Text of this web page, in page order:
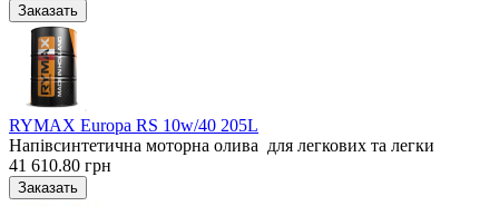
RYMAX Europa RS 10w/40 205L
Напівсинтетична моторна олива для легкових та легки
41 610.80 грн